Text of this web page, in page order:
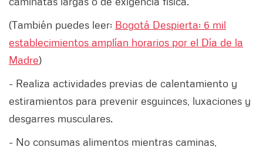
(También puedes leer: Bogotá Despierta: 6 mil
establecimientos amplían horarios por el Día de la
Madre)
- Realiza actividades previas de calentamiento y
estiramientos para prevenir esguinces, luxaciones y
desgarres musculares.
- No consumas alimentos mientras caminas,